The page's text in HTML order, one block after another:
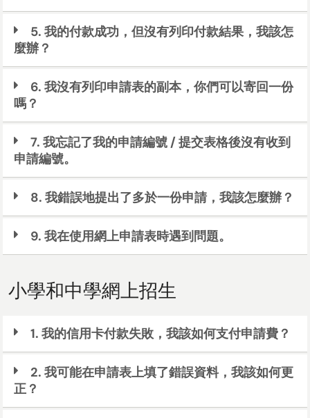
5. 我的付款成功，但沒有列印付款結果，我該怎
麼辦？
6. 我沒有列印申請表的副本，你們可以寄回一份
嗎？
7. 我忘記了我的申請編號 / 提交表格後沒有收到
申請編號。
8. 我錯誤地提出了多於一份申請，我該怎麼辦？
9. 我在使用網上申請表時遇到問題。
小學和中學網上招生
1. 我的信用卡付款失敗，我該如何支付申請費？
2. 我可能在申請表上填了錯誤資料，我該如何更
正？